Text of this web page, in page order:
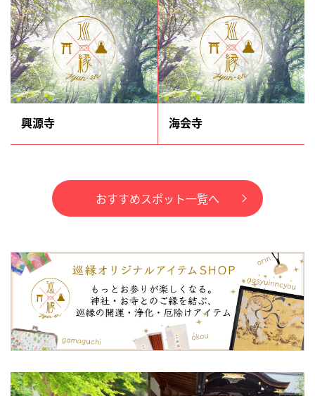
興源寺 海会寺
おすすめスポット一覧へ